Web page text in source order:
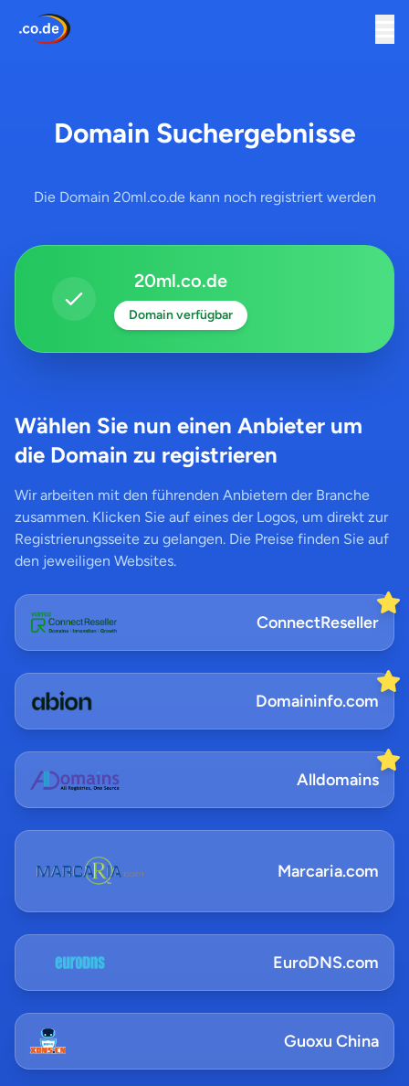
Domain Suchergebnisse
Die Domain 20ml.co.de kann noch registriert werden
20ml.co.de
Domain verfügbar
Wählen Sie nun einen Anbieter um
die Domain zu registrieren
Wir arbeiten mit den führenden Anbietern der Branche
zusammen. Klicken Sie auf eines der Logos, um direkt zur
Registrierungsseite zu gelangen. Die Preise finden Sie auf
den jeweiligen Websites.
ConnectReseller
Domaininfo.com
Alldomains
Marcaria.com
EuroDNS.com
Guoxu China